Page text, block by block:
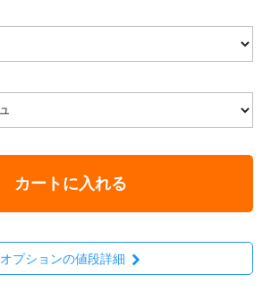
カートに入れる
オプションの値段詳細